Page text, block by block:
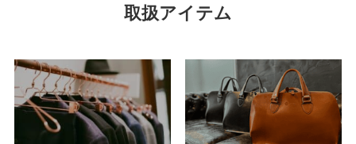
取扱アイテム